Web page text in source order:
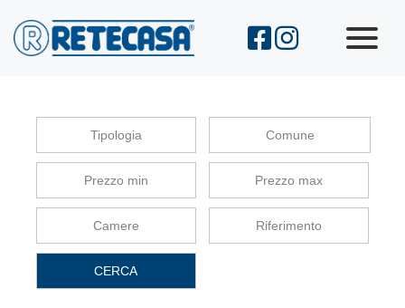
Immobili
Servizi
Contatti
Comune
CERCA